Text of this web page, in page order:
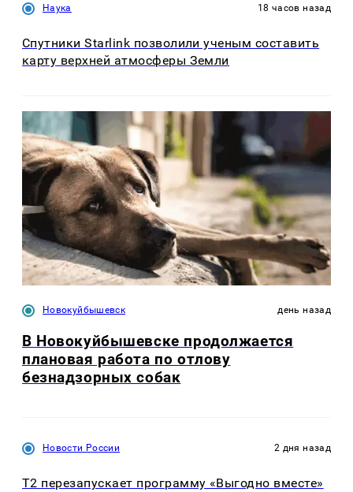
Наука 18 часов назад
Спутники Starlink позволили ученым составить
карту верхней атмосферы Земли
Новокуйбышевск день назад
В Новокуйбышевске продолжается
плановая работа по отлову
безнадзорных собак
Новости России 2 дня назад
Т2 перезапускает программу «Выгодно вместе»